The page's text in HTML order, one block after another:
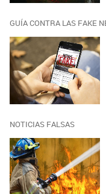
GUÍA CONTRA LAS FAKE
NOTICIAS FALSAS